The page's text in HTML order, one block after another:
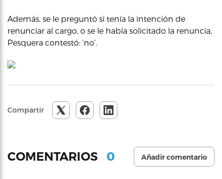
Además, se le preguntó si tenía la intención de
renunciar al cargo, o se le había solicitado la renuncia,
Pesquera contestó: ‘no’.
Compartir
COMENTARIOS 0 Añadir comentario